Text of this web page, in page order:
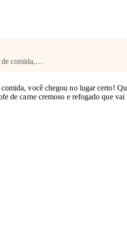
de comida,…
você chegou no lugar certo!
de carne cremoso e refogado que vai